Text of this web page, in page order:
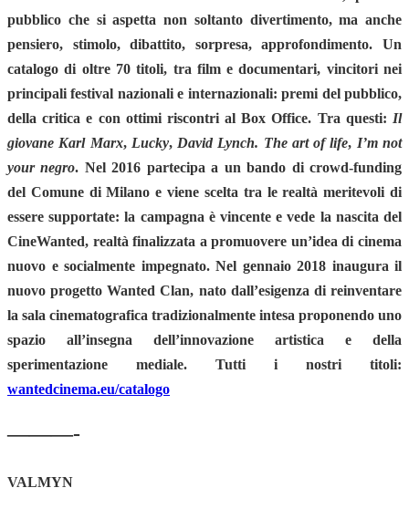
pubblico che si aspetta non soltanto divertimento, ma anche
pensiero, stimolo, dibattito, sorpresa, approfondimento. Un
catalogo di oltre 70 titoli, tra film e documentari, vincitori nei
principali festival nazionali e internazionali: premi del pubblico,
della critica e con ottimi riscontri al Box Office. Tra questi: Il
giovane Karl Marx, Lucky, David Lynch. The art of life, I’m not
your negro. Nel 2016 partecipa a un bando di crowd-funding
del Comune di Milano e viene scelta tra le realtà meritevoli di
essere supportate: la campagna è vincente e vede la nascita del
CineWanted, realtà finalizzata a promuovere un’idea di cinema
nuovo e socialmente impegnato. Nel gennaio 2018 inaugura il
nuovo progetto Wanted Clan, nato dall’esigenza di reinventare
la sala cinematografica tradizionalmente intesa proponendo uno
spazio all’insegna dell’innovazione artistica e della
sperimentazione mediale. Tutti i nostri titoli:
wantedcinema.eu/catalogo
———-
VALMYN